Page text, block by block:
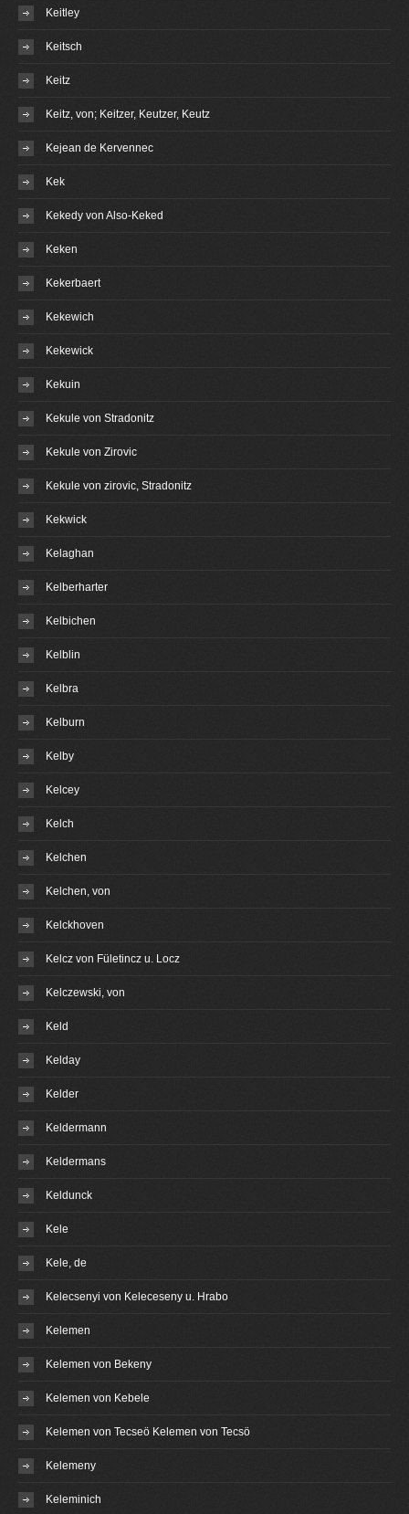
Keitley
Keitsch
Keitz
Keitz, von; Keitzer, Keutzer, Keutz
Kejean de Kervennec
Kek
Kekedy von Also-Keked
Keken
Kekerbaert
Kekewich
Kekewick
Kekuin
Kekule von Stradonitz
Kekule von Zirovic
Kekule von zirovic, Stradonitz
Kekwick
Kelaghan
Kelberharter
Kelbichen
Kelblin
Kelbra
Kelburn
Kelby
Kelcey
Kelch
Kelchen
Kelchen, von
Kelckhoven
Kelcz von Fületincz u. Locz
Kelczewski, von
Keld
Kelday
Kelder
Keldermann
Keldermans
Keldunck
Kele
Kele, de
Kelecsenyi von Keleceseny u. Hrabo
Kelemen
Kelemen von Bekeny
Kelemen von Kebele
Kelemen von Tecseö Kelemen von Tecsö
Kelemeny
Keleminich